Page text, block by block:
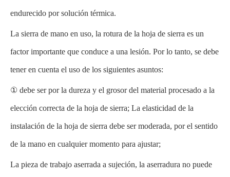
endurecido por solución térmica.
La sierra de mano en uso, la rotura de la hoja de sierra es un
factor importante que conduce a una lesión. Por lo tanto, se debe
tener en cuenta el uso de los siguientes asuntos:
① debe ser por la dureza y el grosor del material procesado a la
elección correcta de la hoja de sierra; La elasticidad de la
instalación de la hoja de sierra debe ser moderada, por el sentido
de la mano en cualquier momento para ajustar;
La pieza de trabajo aserrada a sujeción, la aserradura no puede